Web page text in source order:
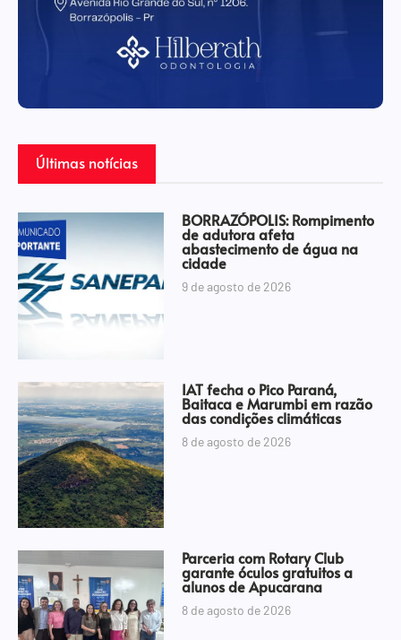
Últimas notícias
BORRAZÓPOLIS: Rompimento
de adutora afeta
abastecimento de água na
cidade
9 de agosto de 2026
IAT fecha o Pico Paraná,
Baitaca e Marumbi em razão
das condições climáticas
8 de agosto de 2026
Parceria com Rotary Club
garante óculos gratuitos a
alunos de Apucarana
8 de agosto de 2026